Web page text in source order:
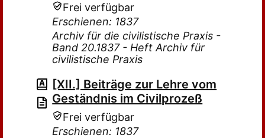
Frei verfügbar
Erschienen: 1837
Archiv für die civilistische Praxis -
Band 20.1837 - Heft Archiv für
civilistische Praxis
[XII.] Beiträge zur Lehre vom
Geständnis im Civilprozeß
Frei verfügbar
Erschienen: 1837